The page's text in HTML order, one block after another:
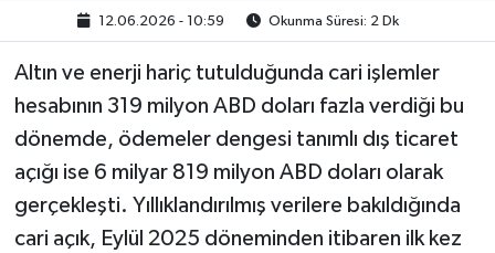
12.06.2026 - 10:59 Okunma Süresi: 2 Dk
Altın ve enerji hariç tutulduğunda cari işlemler
hesabının 319 milyon ABD doları fazla verdiği bu
dönemde, ödemeler dengesi tanımlı dış ticaret
açığı ise 6 milyar 819 milyon ABD doları olarak
gerçekleşti. Yıllıklandırılmış verilere bakıldığında
cari açık, Eylül 2025 döneminden itibaren ilk kez